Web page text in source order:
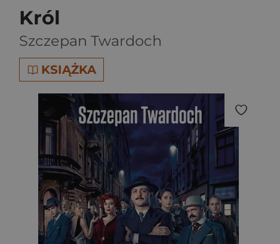
Król
Szczepan Twardoch
KSIĄŻKA